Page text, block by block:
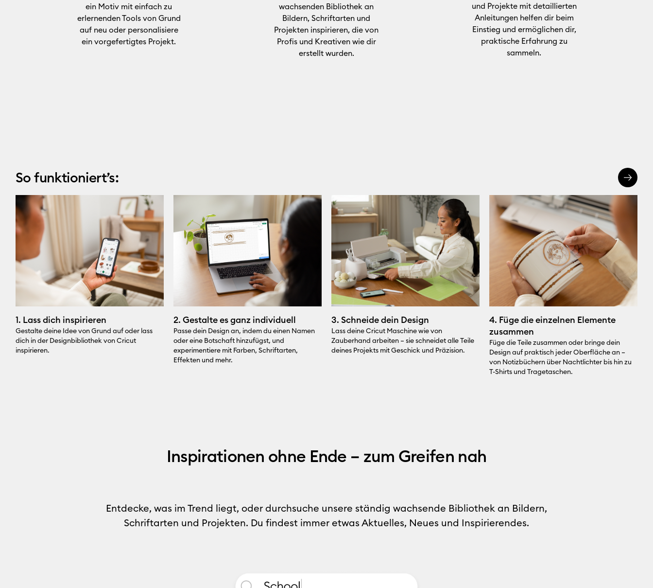
ein Motiv mit einfach zu
erlernenden Tools von Grund
auf neu oder personalisiere
ein vorgefertigtes Projekt.
wachsenden Bibliothek an
Bildern, Schriftarten und
Projekten inspirieren, die von
Profis und Kreativen wie dir
erstellt wurden.
und Projekte mit detaillierten
Anleitungen helfen dir beim
Einstieg und ermöglichen dir,
praktische Erfahrung zu
sammeln.
So funktioniert’s:
1. Lass dich inspirieren
Gestalte deine Idee von Grund auf oder lass
dich in der Designbibliothek von Cricut
inspirieren.
2. Gestalte es ganz individuell
Passe dein Design an, indem du einen Namen
oder eine Botschaft hinzufügst, und
experimentiere mit Farben, Schriftarten,
Effekten und mehr.
3. Schneide dein Design
Lass deine Cricut Maschine wie von
Zauberhand arbeiten – sie schneidet alle Teile
deines Projekts mit Geschick und Präzision.
4. Füge die einzelnen Elemente
zusammen
Füge die Teile zusammen oder bringe dein
Design auf praktisch jeder Oberfläche an –
von Notizbüchern über Nachtlichter bis hin zu
T-Shirts und Tragetaschen.
Inspirationen ohne Ende – zum Greifen nah
Entdecke, was im Trend liegt, oder durchsuche unsere ständig wachsende Bibliothek an Bildern,
Schriftarten und Projekten. Du findest immer etwas Aktuelles, Neues und Inspirierendes.